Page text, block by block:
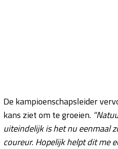
De kampioenschapsleider
kans ziet om te groeien.
uiteindelijk is het nu eenmaal
coureur. Hopelijk helpt dit me